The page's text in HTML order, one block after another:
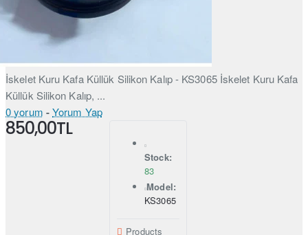
İskelet Kuru Kafa Küllük Silikon Kalıp - KS3065 İskelet Kuru Kafa
Küllük Silikon Kalıp, ...
0 yorum -Yorum Yap
850,00TL
Stock:
83
Model:
KS3065
Products